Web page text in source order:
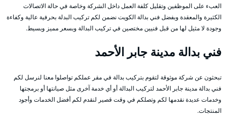
العبء على الموظفين وتقليل كلفة العمل داخل الشركة وخاصة في حالة الاتصالات
الكثيرة والمعقدة وبفضل فني بدالة الكويت نضمن لكم تركيب البدلة بحرفية عالية وكفاءة
وجودة لا مثيل لها من قبل فنيين مختصين في تركيب البدالة وبسعر مميز وبسيط.
فني بدالة مدينة جابر الأحمد
تبحثون عن شركة موثوقة لتقوم بتركيب بدالة في مقر عملكم تواصلوا معنا لنرسل لكم
فني بدالة مدينة جابر الأحمد لتركيب البدالة أو أي خدمة آخرى مثل صيانتها أو برمجتها
وخدمات عديدة نقدمها لكم وتصلكم في وقت قصير لنقدم لكم أفضل الخدمات وأجود
المنتجات.